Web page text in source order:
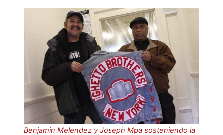
Benjamin Melendez y Joseph Mpa sosteniendo la